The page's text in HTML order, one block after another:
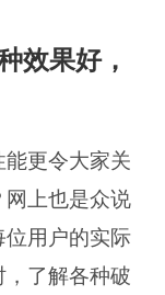
效果好，
更令大家关
上也是众说
用户的实际
了解各种破